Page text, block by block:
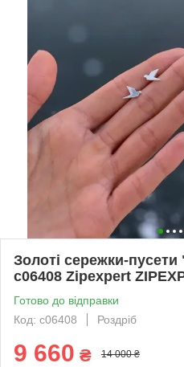
Золоті сережки-
с06408 Zipexpert
Готово до відправки
Код: с06408
Роздріб
9 660 ₴ 14 000 ₴